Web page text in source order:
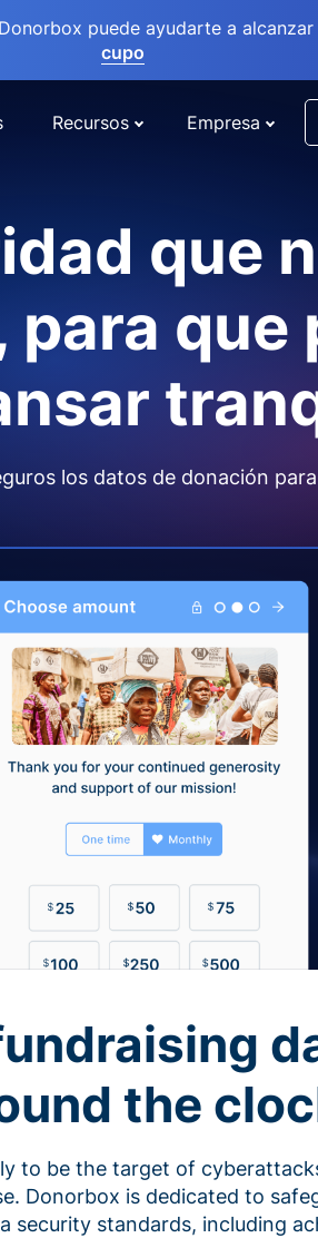
puede ayudarte a
cupo
Recursos Empresa
que
para que
los datos de donación
the
to be the target of
Donorbox is dedicated to
security standards, including